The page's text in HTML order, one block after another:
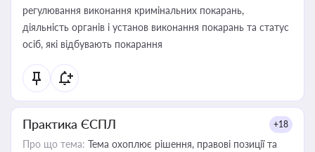
регулювання виконання кримінальних покарань,
діяльність органів і установ виконання покарань та статус
осіб, які відбувають покарання
Практика ЄСПЛ +18
Про що тема: Тема охоплює рішення, правові позиції та